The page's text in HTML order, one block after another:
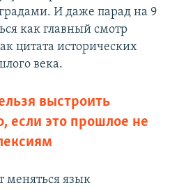
И даже парад на 9
как главный смотр
цитата исторических
века.
выстроить
если это прошлое не
меняться язык